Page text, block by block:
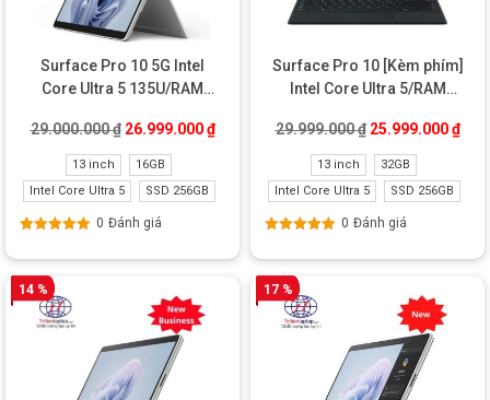
Surface Pro 10 5G Intel
Core Ultra 5 135U/RAM
29.000.000₫ Giá gốc là: 29.000.000 ₫.
26.999.000₫Giá hiện tại là: 26.999.000 ₫.
13 inch
16GB
Intel Core Ultra 5
SSD 256GB
0 Đánh giá
Surface Pro 10 [Kèm phím]
Intel Core Ultra 5/RAM
29.999.000₫ Giá gốc là:
25.999.000₫Giá
13 inch
32GB
Intel Core Ultra 5
SSD 256GB
0 Đánh giá
14 % 17 %